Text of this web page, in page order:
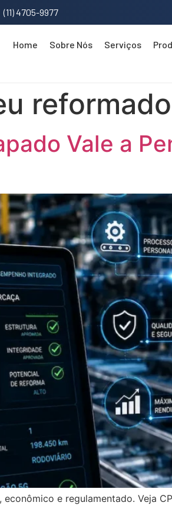
(11) 4705-9977
Home Sobre Nós Serviços
Vale a
econômico e regulamentado. Veja